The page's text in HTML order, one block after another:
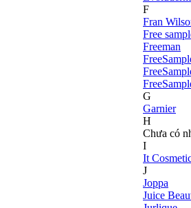
F
Fran
Free
Freeman
G
Garnier
H
Chưa có
I
It
J
Joppa
Juice